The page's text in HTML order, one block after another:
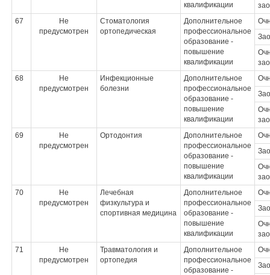
квалификации
67
Не
предусмотрен
Стоматология
ортопедическая
Дополнительное
профессиональное
образование -
повышение
квалификации
68
Не
предусмотрен
Инфекционные
болезни
Дополнительное
профессиональное
образование -
повышение
квалификации
69
Не
предусмотрен
Ортодонтия
Дополнительное
профессиональное
образование -
повышение
квалификации
70
Не
предусмотрен
Лечебная
физкультура и
спортивная медицина
Дополнительное
профессиональное
образование -
повышение
квалификации
71
Не
предусмотрен
Травматология и
ортопедия
Дополнительное
профессиональное
образование -